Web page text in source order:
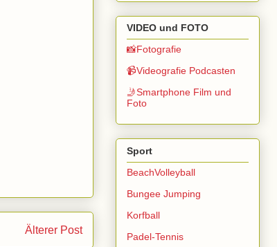
Älterer Post
VIDEO und FOTO
📸Fotografie
📹Videografie Podcasten
🤳Smartphone Film und
Foto
Sport
BeachVolleyball
Bungee Jumping
Korfball
Padel-Tennis